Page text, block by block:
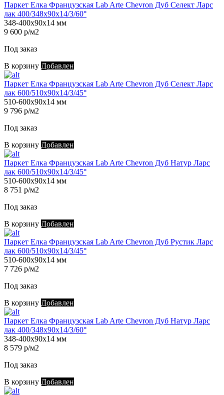
Паркет Елка Французская Lab Arte Chevron Дуб Селект Ларс
лак 400/348х90х14/3/60°
348-400х90х14 мм
9 600 р/м2
Под заказ
В корзину Добавлен
Паркет Елка Французская Lab Arte Chevron Дуб Селект Ларс
лак 600/510х90х14/3/45°
510-600х90х14 мм
9 796 р/м2
Под заказ
В корзину Добавлен
Паркет Елка Французская Lab Arte Chevron Дуб Натур Ларс
лак 600/510х90х14/3/45°
510-600х90х14 мм
8 751 р/м2
Под заказ
В корзину Добавлен
Паркет Елка Французская Lab Arte Chevron Дуб Рустик Ларс
лак 600/510х90х14/3/45°
510-600х90х14 мм
7 726 р/м2
Под заказ
В корзину Добавлен
Паркет Елка Французская Lab Arte Chevron Дуб Натур Ларс
лак 400/348х90х14/3/60°
348-400х90х14 мм
8 579 р/м2
Под заказ
В корзину Добавлен